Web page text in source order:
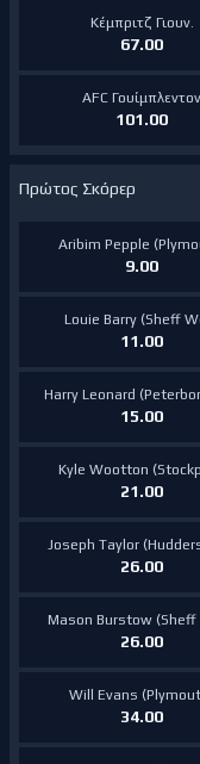
Κέμπριτζ Γιουν.
67.00
AFC Γουίμπλεντον
101.00
Πρώτος Σκόρερ
Aribim Pepple
9.00
Louie Barry (Sheff
11.00
Harry Leonard
15.00
Kyle Wootton
21.00
Joseph Taylor
26.00
Mason Burstow (Sheff
26.00
Will Evans
34.00